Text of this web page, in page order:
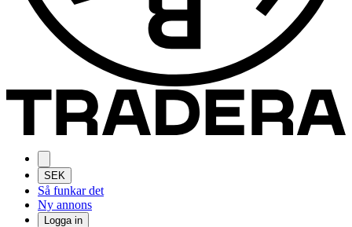
SEK
Så funkar det
Ny annons
Logga in